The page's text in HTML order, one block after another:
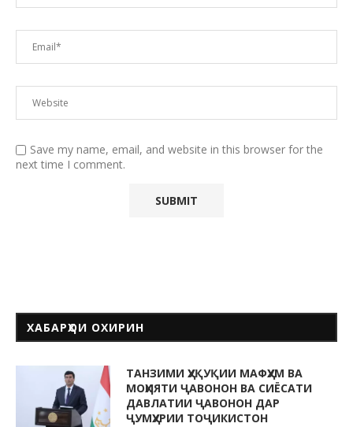
Save my name, email, and website in this browser for the
next time I comment.
ХАБАРҲОИ ОХИРИН
ТАНЗИМИ ҲУҚУҚИИ МАФҲУМ ВА
МОҲИЯТИ ҶАВОНОН ВА СИЁСАТИ
ДАВЛАТИИ ҶАВОНОН ДАР
ҶУМҲУРИИ ТОҶИКИСТОН